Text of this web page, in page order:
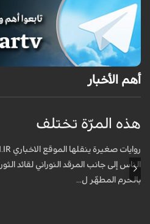
أهم الأخبار
هذه المرّة تختلف
الناس إلى جانب المرقد النوراني لقائد
بالحرم المطهّر ل...